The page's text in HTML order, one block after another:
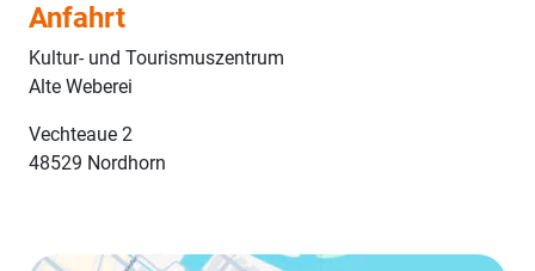
Anfahrt
Kultur- und Tourismuszentrum
Alte Weberei
Vechteaue 2
48529 Nordhorn